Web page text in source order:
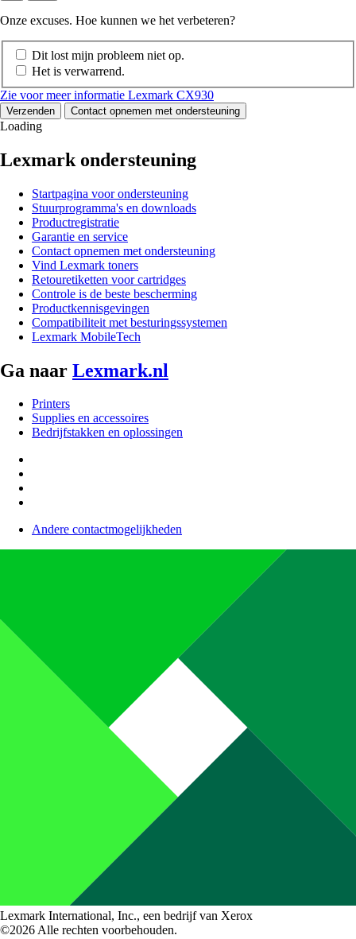
Onze excuses. Hoe kunnen we het verbeteren?
Dit lost mijn probleem niet op.
Het is verwarrend.
Zie voor meer informatie Lexmark CX930
Verzenden Contact opnemen met ondersteuning
Loading
Lexmark ondersteuning
Startpagina voor ondersteuning
Stuurprogramma's en downloads
Productregistratie
Garantie en service
Contact opnemen met ondersteuning
Vind Lexmark toners
Retouretiketten voor cartridges
Controle is de beste bescherming
Productkennisgevingen
Compatibiliteit met besturingssystemen
Lexmark MobileTech
Ga naar Lexmark.nl
Printers
Supplies en accessoires
Bedrijfstakken en oplossingen
Andere contactmogelijkheden
Lexmark International, Inc., een bedrijf van Xerox
©2026 Alle rechten voorbehouden.